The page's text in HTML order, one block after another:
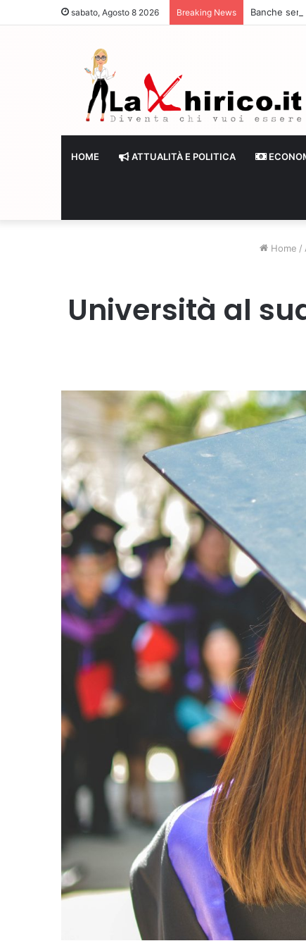
sabato, Agosto 8 2026 Breaking News Banche
HOME ATTUALITÀ E POLITICA
Home /
Università al